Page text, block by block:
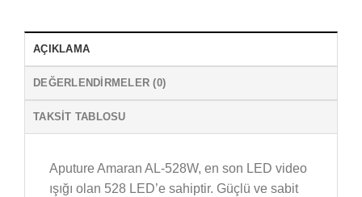
AÇIKLAMA
DEĞERLENDIRMELER (0)
TAKSIT TABLOSU
Aputure Amaran AL-528W, en son LED video
ışığı olan 528 LED’e sahiptir. Güçlü ve sabit